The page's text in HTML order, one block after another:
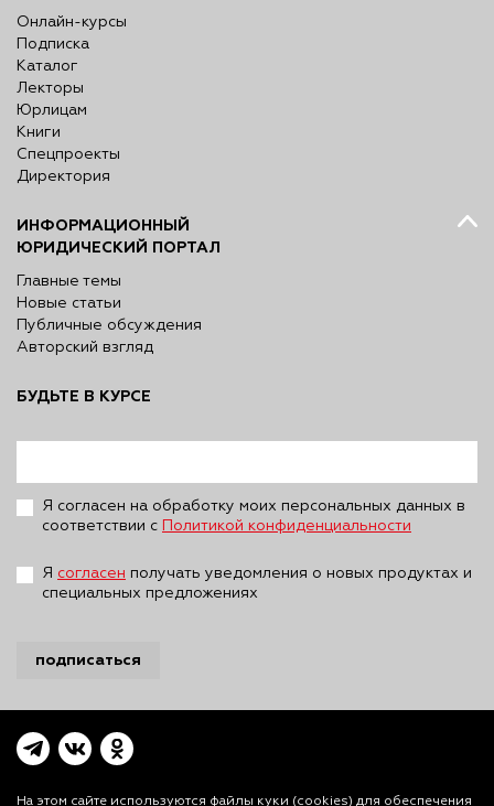
Онлайн-курсы
Подписка
Каталог
Лекторы
Юрлицам
Книги
Спецпроекты
Директория
ИНФОРМАЦИОННЫЙ
ЮРИДИЧЕСКИЙ ПОРТАЛ
Главные темы
Новые статьи
Публичные обсуждения
Авторский взгляд
БУДЬТЕ В КУРСЕ
Я согласен на обработку моих персональных данных в
соответствии с
Политикой конфиденциальности
Я согласен получать уведомления о новых продуктах и
специальных предложениях
подписаться
На этом сайте используются файлы куки (cookies) для обеспечения